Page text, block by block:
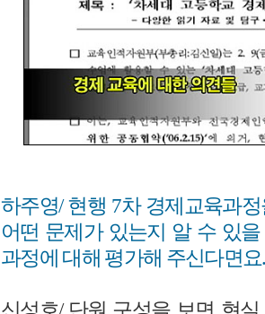
하주영/ 현행 7차 경제교육과
어떤 문제가 있는지 알 수 있
과정에 대해 평가해 주신다면
신성호/ 단원 구성을 보면 현